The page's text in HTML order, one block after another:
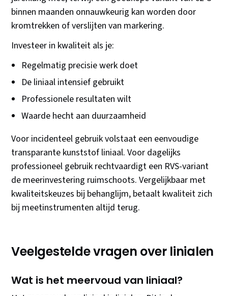
binnen maanden onnauwkeurig kan worden door
kromtrekken of verslijten van markering.
Investeer in kwaliteit als je:
Regelmatig precisie werk doet
De liniaal intensief gebruikt
Professionele resultaten wilt
Waarde hecht aan duurzaamheid
Voor incidenteel gebruik volstaat een eenvoudige
transparante kunststof liniaal. Voor dagelijks
professioneel gebruik rechtvaardigt een RVS-variant
de meerinvestering ruimschoots. Vergelijkbaar met
kwaliteitskeuzes bij behanglijm, betaalt kwaliteit zich
bij meetinstrumenten altijd terug.
Veelgestelde vragen over linialen
Wat is het meervoud van liniaal?